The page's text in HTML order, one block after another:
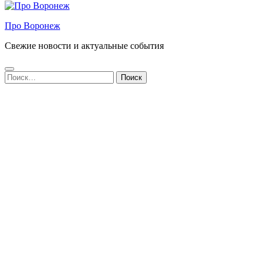
Про Воронеж
Свежие новости и актуальные события
Найти: